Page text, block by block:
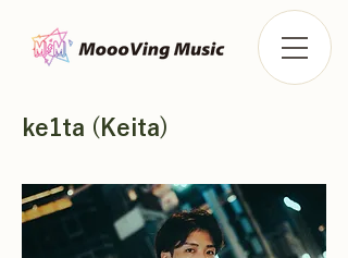
ke1ta (Keita)